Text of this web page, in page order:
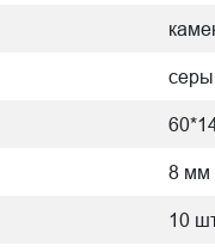
8 мм
10